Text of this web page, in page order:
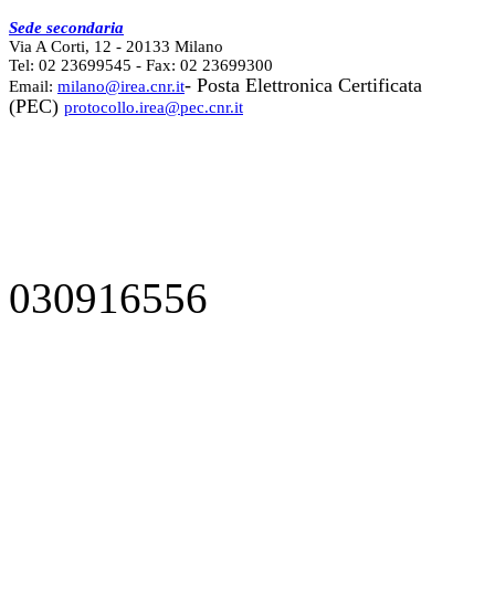
Sede secondaria
Via A Corti, 12 - 20133 Milano
Tel: 02 23699545 - Fax: 02 23699300
Email: milano@irea.cnr.it- Posta Elettronica Certificata
(PEC) protocollo.irea@pec.cnr.it
030916556